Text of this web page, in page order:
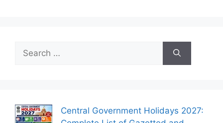
Search
for:
Central Government Holidays 2027: